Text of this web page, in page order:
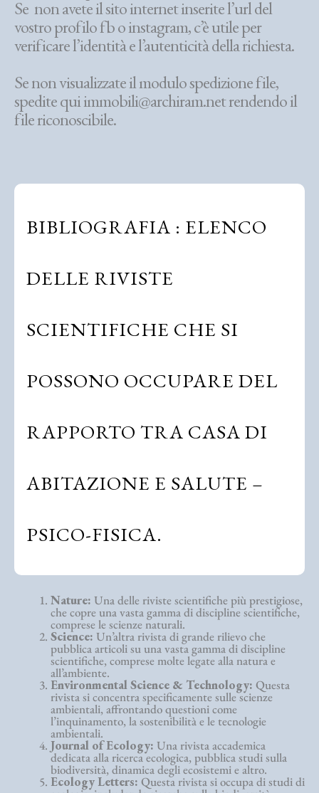
Se non avete il sito internet inserite l’url del
vostro profilo fb o instagram, c’è utile per
verificare l’identità e l’autenticità della richiesta.
Se non visualizzate il modulo spedizione file,
spedite qui immobili@archiram.net rendendo il
file riconoscibile.
BIBLIOGRAFIA : ELENCO
DELLE RIVISTE
SCIENTIFICHE CHE SI
POSSONO OCCUPARE DEL
RAPPORTO TRA CASA DI
ABITAZIONE E SALUTE –
PSICO-FISICA.
Nature: Una delle riviste scientifiche più prestigiose,
che copre una vasta gamma di discipline scientifiche,
comprese le scienze naturali.
Science: Un’altra rivista di grande rilievo che
pubblica articoli su una vasta gamma di discipline
scientifiche, comprese molte legate alla natura e
all’ambiente.
Environmental Science & Technology: Questa
rivista si concentra specificamente sulle scienze
ambientali, affrontando questioni come
l’inquinamento, la sostenibilità e le tecnologie
ambientali.
Journal of Ecology: Una rivista accademica
dedicata alla ricerca ecologica, pubblica studi sulla
biodiversità, dinamica degli ecosistemi e altro.
Ecology Letters: Questa rivista si occupa di studi di